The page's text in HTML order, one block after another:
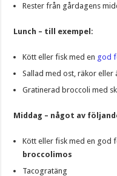
Rester från gårdagens
Lunch – till exempel:
Kött eller fisk med en god
Sallad med ost, räkor
Gratinerad broccoli med
Middag – något av
Kött eller fisk med en god
broccolimos
Tacogratäng